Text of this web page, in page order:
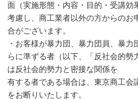
面（実施形態・内容・目的・受講効
考慮し、商工業者以外の方からのお
合がございます。
・お客様が暴力団、暴力団員、暴力
らに準ずる者（以下、「反社会的勢
は反社会的勢力と密接な関係を
有する者である場合は、東京商工会
をお断りいたします。